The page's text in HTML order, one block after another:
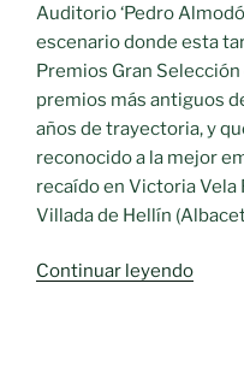
Auditorio ‘Pedro
escenario donde esta
Premios Gran
premios más antiguos
años de trayectoria, y
reconocido a la mejor
recaído en Victoria Vela
Villada de Hellín
Continuar leyendo